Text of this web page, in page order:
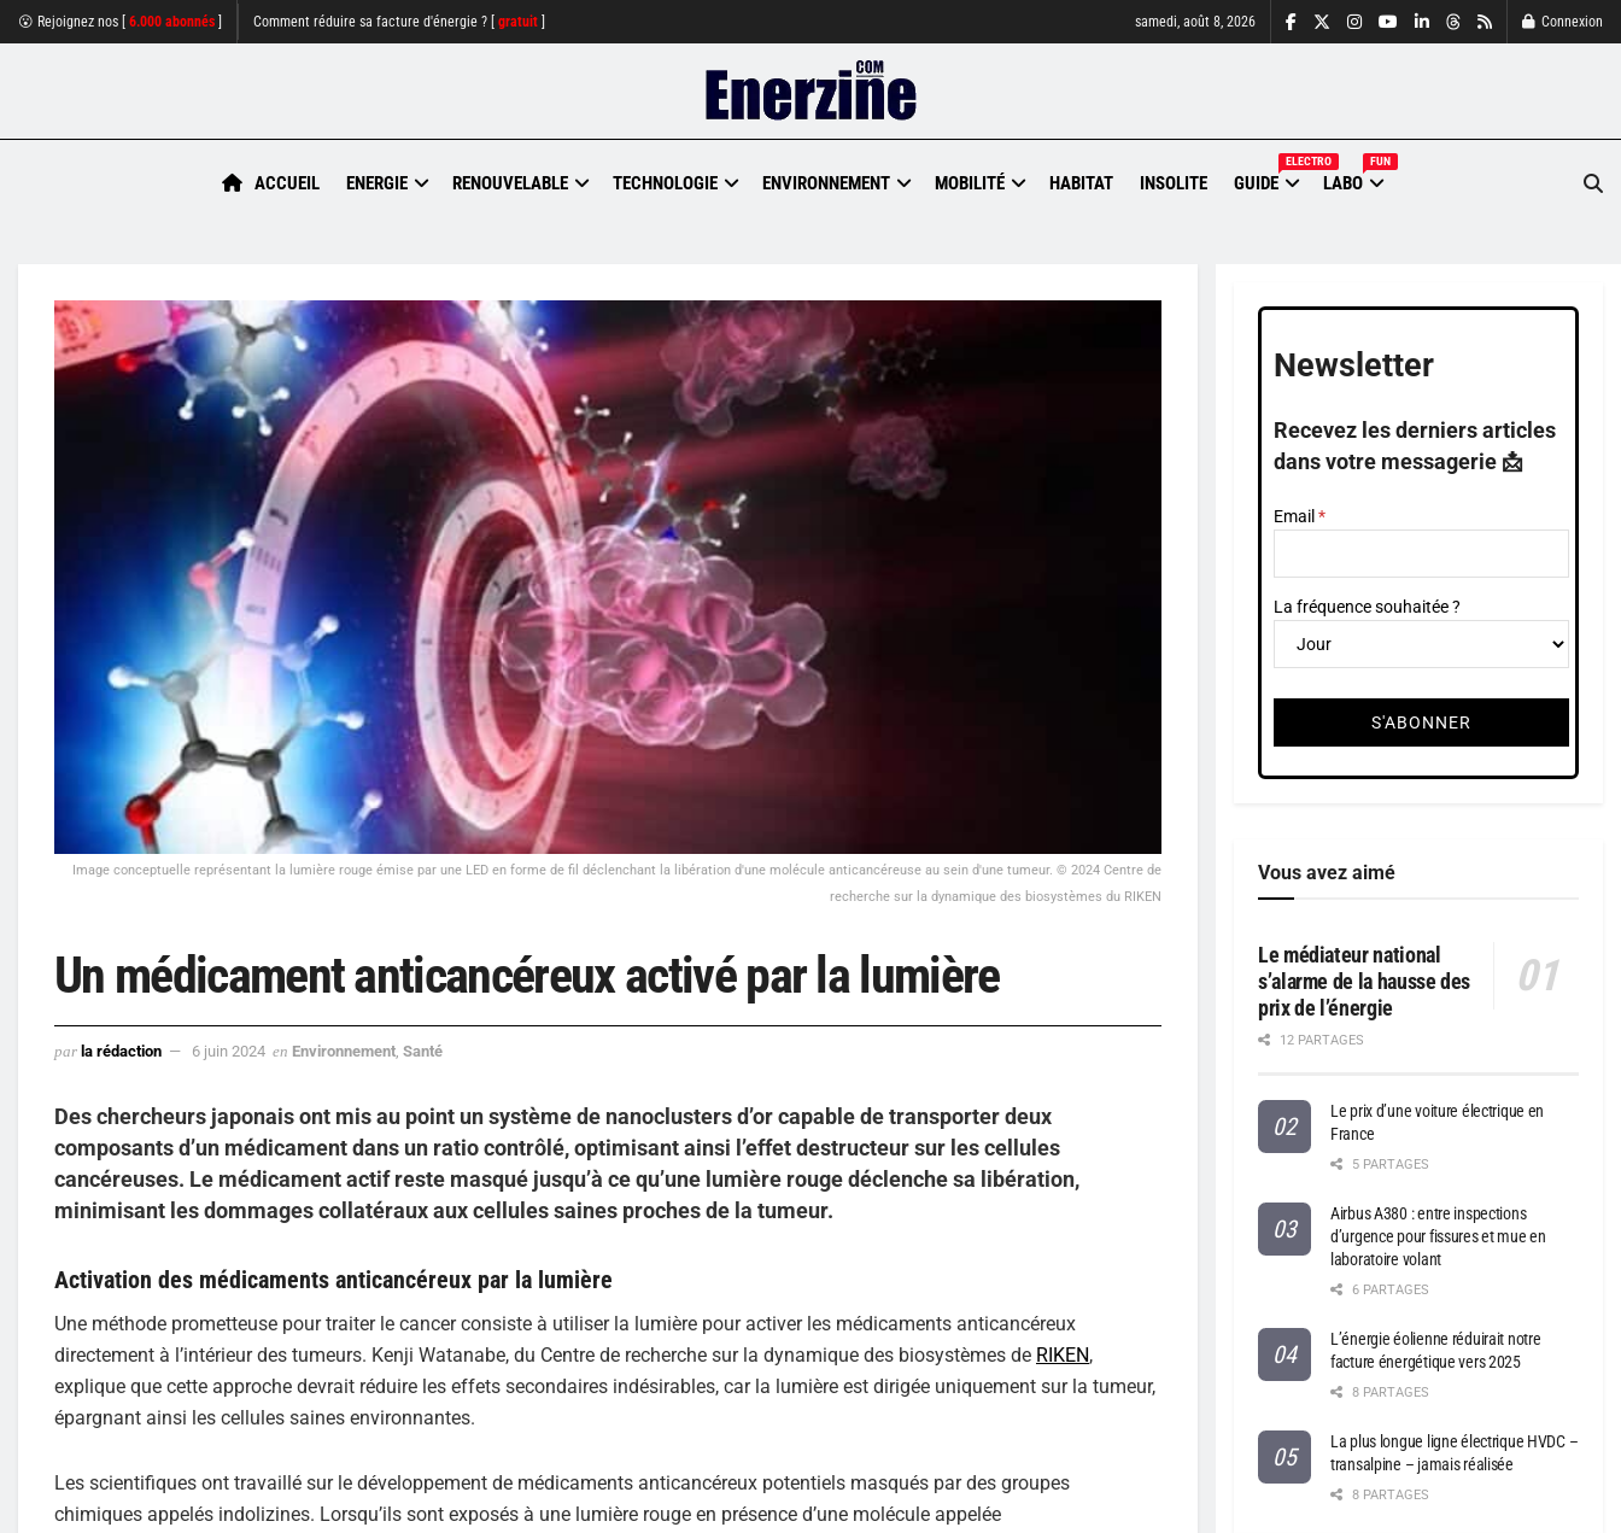
😮 Rejoignez nos [ 6.000 abonnés Comment réduire sa facture d'énergie ? [ gratuit samedi, août 8, 2026 Connexion
ACCUEIL ENERGIE RENOUVELABLE TECHNOLOGIE ENVIRONNEMENT MOBILITÉ HABITAT INSOLITE GUIDE
ELECTRO
LABO
FUN
Image conceptuelle représentant la lumière rouge émise par une LED en forme de fil déclenchant la libération d'une molécule anticancéreuse au sein d'une tumeur. © 2024 Centre de
recherche sur la dynamique des biosystèmes du RIKEN
Un médicament anticancéreux activé par la lumière
par la rédaction 6 juin 2024 en Environnement Santé
Des chercheurs japonais ont mis au point un système de nanoclusters d’or capable de transporter deux
composants d’un médicament dans un ratio contrôlé, optimisant ainsi l’effet destructeur sur les cellules
cancéreuses. Le médicament actif reste masqué jusqu’à ce qu’une lumière rouge déclenche sa libération,
minimisant les dommages collatéraux aux cellules saines proches de la tumeur.
Activation des médicaments anticancéreux par la lumière
Une méthode prometteuse pour traiter le cancer consiste à utiliser la lumière pour activer les médicaments anticancéreux
directement à l’intérieur des tumeurs. Kenji Watanabe, du Centre de recherche sur la dynamique des biosystèmes de RIKEN,
explique que cette approche devrait réduire les effets secondaires indésirables, car la lumière est dirigée uniquement sur la tumeur,
épargnant ainsi les cellules saines environnantes.
Les scientifiques ont travaillé sur le développement de médicaments anticancéreux potentiels masqués par des groupes
chimiques appelés indolizines. Lorsqu’ils sont exposés à une lumière rouge en présence d’une molécule appelée
Newsletter
Recevez les derniers articles
dans votre messagerie 📩
Email
La fréquence souhaitée ?
Vous avez aimé
Le médiateur national
s’alarme de la hausse des
prix de l’énergie
12 PARTAGES
Le prix d’une voiture électrique en
France
5 PARTAGES
Airbus A380 : entre inspections
d’urgence pour fissures et mue en
laboratoire volant
6 PARTAGES
L’énergie éolienne réduirait notre
facture énergétique vers 2025
8 PARTAGES
La plus longue ligne électrique HVDC –
transalpine – jamais réalisée
8 PARTAGES